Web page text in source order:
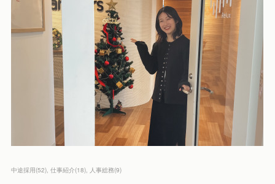
中途採用(52) 仕事紹介(18) 人事総務(9)